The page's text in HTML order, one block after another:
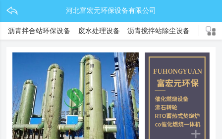
河北富宏元环保设备有限公司
沥青拌合站环保设备 废水处理设备 沥青搅拌站除尘设备
催化燃烧设备 co催化燃烧炉
沸石转轮